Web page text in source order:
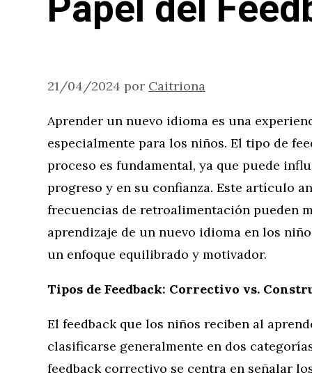
21/04/2024 por Caitriona
Aprender un nuevo idioma es una
especialmente para los niños. El tipo de
proceso es fundamental, ya que puede
progreso y en su confianza. Este artículo
frecuencias de retroalimentación pueden
aprendizaje de un nuevo idioma en los
un enfoque equilibrado y motivador.
Tipos de Feedback: Correctivo vs.
El feedback que los niños reciben al
clasificarse generalmente en dos
feedback correctivo se centra en señalar